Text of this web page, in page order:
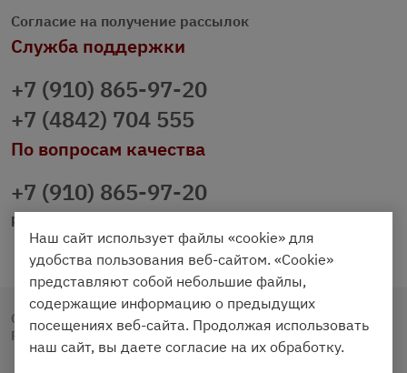
Согласие на получение рассылок
Служба поддержки
+7 (910) 865-97-20
+7 (4842) 704 555
По вопросам качества
+7 (910) 865-97-20
prazdnichniy40@palmi.ru
Copyright © 2020 - 2026. Праздничный Стол.
Разработка и продвижение - Vegas Studio
Наш сайт использует файлы «cookie» для
удобства пользования веб-сайтом. «Cookie»
представляют собой небольшие файлы,
содержащие информацию о предыдущих
посещениях веб-сайта. Продолжая использовать
наш сайт, вы даете согласие на их обработку.